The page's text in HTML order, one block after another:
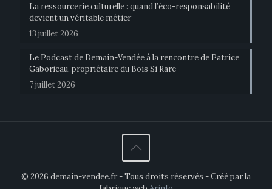
La ressourcerie culturelle : quand l’éco-responsabilité
devient un véritable métier
13 juillet 2026
Le Podcast de Demain-Vendée à la rencontre de Patrice
Gaborieau, propriétaire du Bois Si Rare
7 juillet 2026
© 2026 demain-vendee.fr - Tous droits réservés - Créé par la